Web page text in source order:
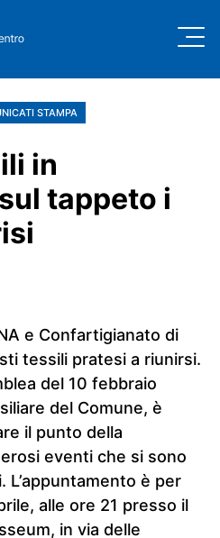
STAMPA
in
tappeto i
e Confartigianato di
tessili pratesi a riunirsi.
del 10 febbraio
del Comune, è
il punto della
eventi che si sono
L’appuntamento è per
alle ore 21 presso il
in via delle